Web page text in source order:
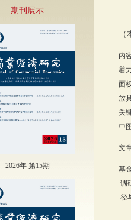
期刊展示
2026年 第15期
内
着
面
放
关
中
文
基
调
径